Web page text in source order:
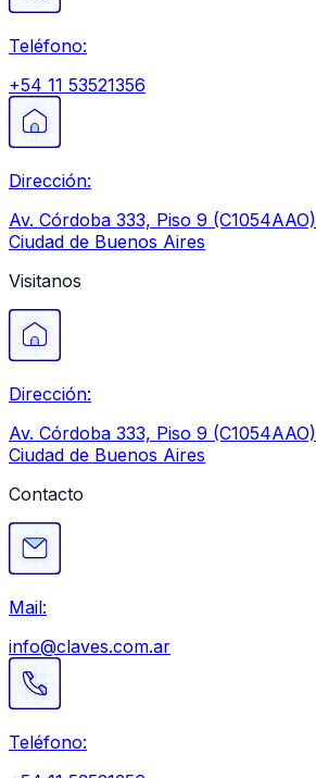
Teléfono:
+54 11 53521356
Dirección:
Av. Córdoba 333, Piso 9 (C1054AAO)
Ciudad de Buenos Aires
Visitanos
Dirección:
Av. Córdoba 333, Piso 9 (C1054AAO)
Ciudad de Buenos Aires
Contacto
Mail:
info@claves.com.ar
Teléfono: